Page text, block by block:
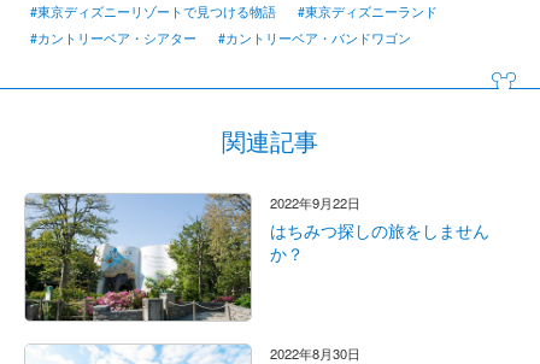
#東京ディズニーリゾートで見つける物語
#東京ディズニーランド
#カントリーベア・シアター
#カントリーベア・バンドワゴン
関連記事
2022年9月22日
はちみつ探しの旅をしません
か？
2022年8月30日